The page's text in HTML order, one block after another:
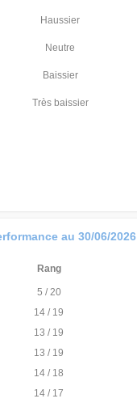
Haussier
Neutre
Baissier
Très baissier
au 30/06/2026
Rang
5 / 20
14 / 19
13 / 19
13 / 19
14 / 18
14 / 17